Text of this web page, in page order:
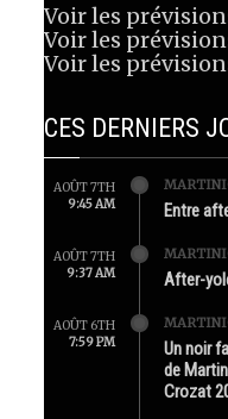
Voir les
Voir les
Voir les
CES DERNIERS
AOÛT 7TH
9:45 AM
Entre
AOÛT 7TH
9:37 AM
After-
AOÛT 6TH
7:59 PM
Un noir
de
Crozat